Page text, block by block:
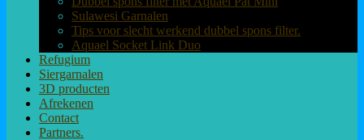
Sulawesi Garnalen
Tips voor slecht werkend dubbel spons filter.
Aquael Socket Link Duo
Refugium
Siergarnalen
3D producten
Afrekenen
Contact
Partners.